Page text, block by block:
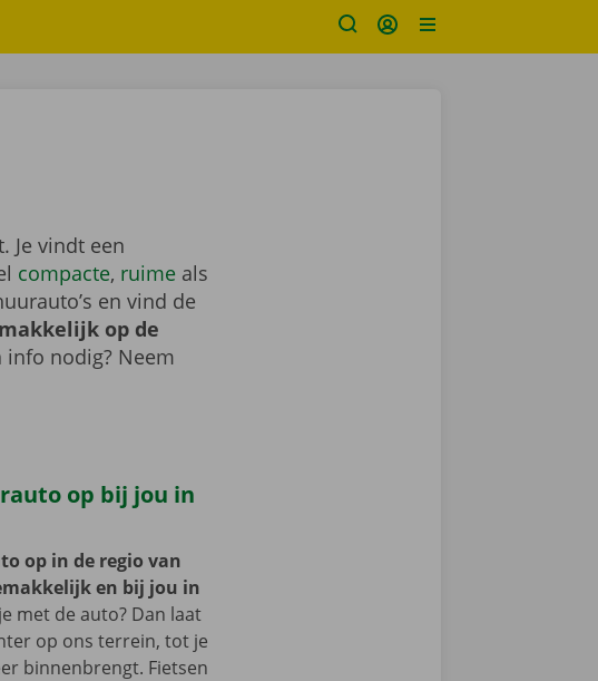
Je vindt een
compacte, ruimeals
en vind de
op de
info nodig? Neem
op bij jou in
op in de regio van
en bij jou in
met de auto? Dan laat
op ons terrein, tot je
binnenbrengt. Fietsen